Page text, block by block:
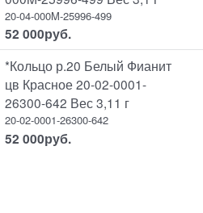
20-04-000M-25996-499
52 000руб.
*Кольцо р.20 Белый Фианит
цв Красное 20-02-0001-
26300-642 Вес 3,11 г
20-02-0001-26300-642
52 000руб.